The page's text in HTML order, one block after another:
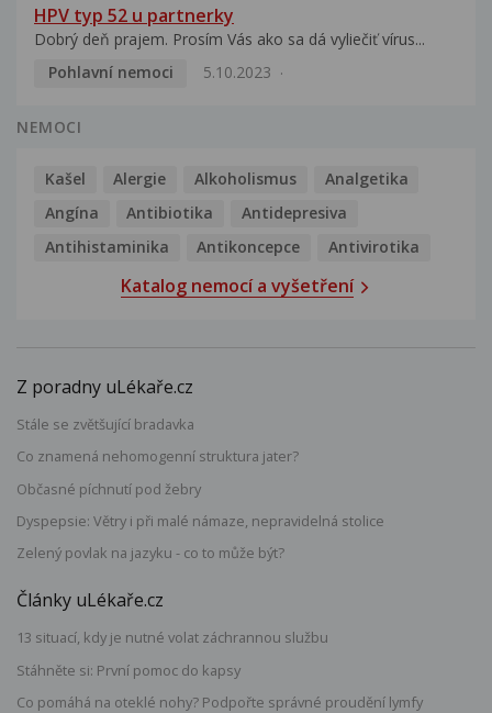
HPV typ 52 u partnerky
Dobrý deň prajem. Prosím Vás ako sa dá vyliečiť vírus...
Pohlavní nemoci
5.10.2023
NEMOCI
Kašel Alergie Alkoholismus
Analgetika
Angína
Antibiotika
Antidepresiva
Antihistaminika
Antikoncepce Antivirotika
Katalog nemocí a vyšetření
Z poradny uLékaře.cz
Stále se zvětšující bradavka
Co znamená nehomogenní struktura jater?
Občasné píchnutí pod žebry
Dyspepsie: Větry i při malé námaze, nepravidelná stolice
Zelený povlak na jazyku - co to může být?
Články uLékaře.cz
13 situací, kdy je nutné volat záchrannou službu
Stáhněte si: První pomoc do kapsy
Co pomáhá na oteklé nohy? Podpořte správné proudění lymfy